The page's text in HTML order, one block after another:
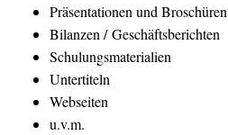
Präsentationen und Broschüren
Bilanzen / Geschäftsberichten
Schulungsmaterialien
Untertiteln
Webseiten
u.v.m.